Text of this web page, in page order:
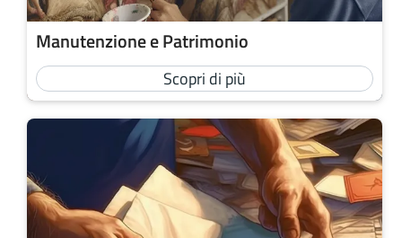
Manutenzione e Patrimonio
Scopri di più